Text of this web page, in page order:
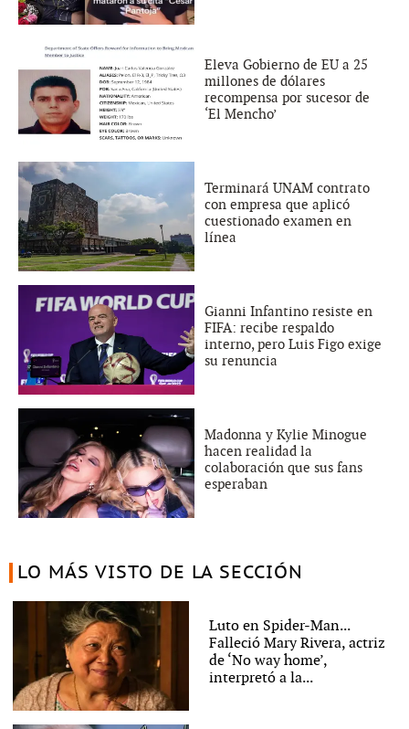
Eleva Gobierno de EU a 25
millones de dólares
recompensa por sucesor de
‘El Mencho’
Terminará UNAM contrato
con empresa que aplicó
cuestionado examen en
línea
Gianni Infantino resiste en
FIFA: recibe respaldo
interno, pero Luis Figo exige
su renuncia
Madonna y Kylie Minogue
hacen realidad la
colaboración que sus fans
esperaban
LO MÁS VISTO DE LA SECCIÓN
Luto en Spider-Man...
Falleció Mary Rivera, actriz
de ‘No way home’,
interpretó a la...